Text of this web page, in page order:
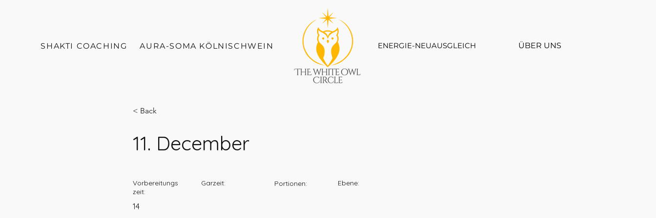
SHAKTI COACHING AURA-SOMA KÖLNISCHWEIN ENERGIE-NEUAUSGLEICH ÜBER UNS
< Back
11. December
Vorbereitungs
zeit:
14
Garzeit: Portionen: Ebene: